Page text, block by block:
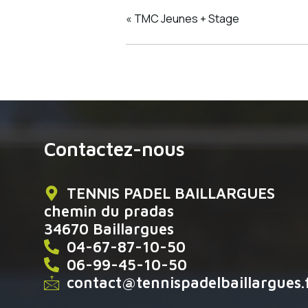
« TMC Jeunes + Stage
Contactez-nous
TENNIS PADEL BAILLARGUES
chemin du pradas
34670 Baillargues
04-67-87-10-50
06-99-45-10-50